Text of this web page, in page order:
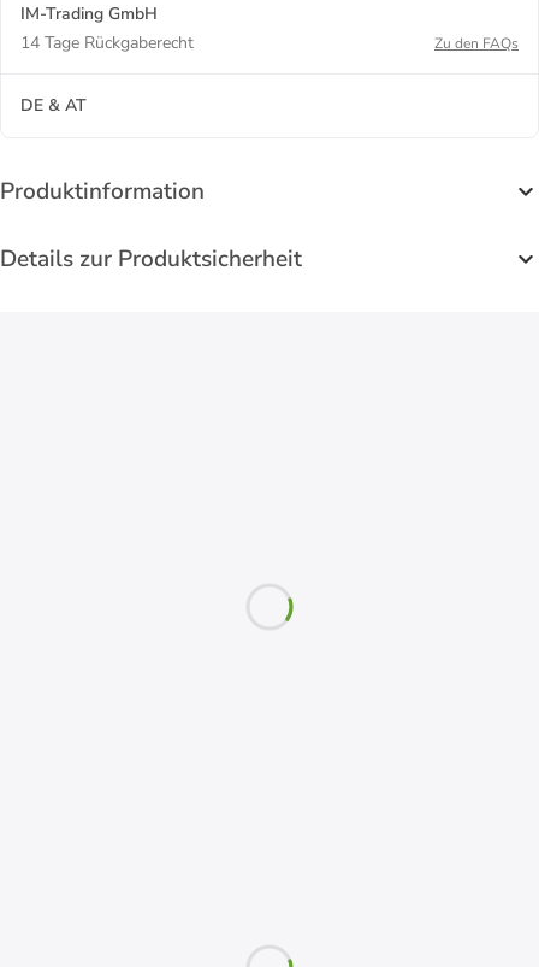
IM-Trading GmbH
14 Tage Rückgaberecht
Zu den FAQs
DE & AT
Produktinformation
Details zur Produktsicherheit